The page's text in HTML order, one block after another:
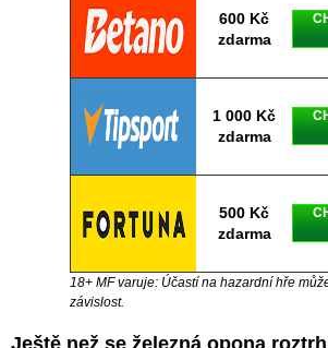
600 Kč
zdarma
1 000 Kč
zdarma
500 Kč
zdarma
18+ MF varuje: Účastí na hazardní hře
závislost.
Ještě než se železná opona